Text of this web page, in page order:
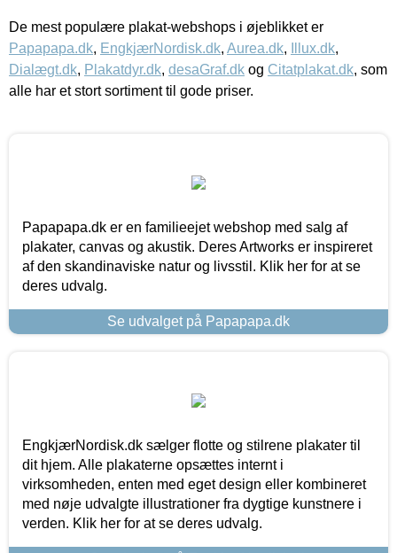
De mest populære plakat-webshops i øjeblikket er
Papapapa.dk, EngkjærNordisk.dk, Aurea.dk, Illux.dk,
Dialægt.dk, Plakatdyr.dk, desaGraf.dk og Citatplakat.dk, som
alle har et stort sortiment til gode priser.
Papapapa.dk er en familieejet webshop med salg af
plakater, canvas og akustik. Deres Artworks er inspireret
af den skandinaviske natur og livsstil. Klik her for at se
deres udvalg.
Se udvalget på Papapapa.dk
EngkjærNordisk.dk sælger flotte og stilrene plakater til
dit hjem. Alle plakaterne opsættes internt i
virksomheden, enten med eget design eller kombineret
med nøje udvalgte illustrationer fra dygtige kunstnere i
verden. Klik her for at se deres udvalg.